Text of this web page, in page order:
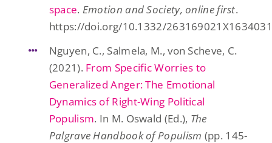
space. Emotion and Society, online first.
https://doi.org/10.1332/
Nguyen, C., Salmela, M., von Scheve, C.
(2021). From Specific Worries to
Generalized Anger: The Emotional
Dynamics of Right-Wing Political
Populism. In M. Oswald (Ed.), The
Palgrave Handbook of Populism (pp. 145-